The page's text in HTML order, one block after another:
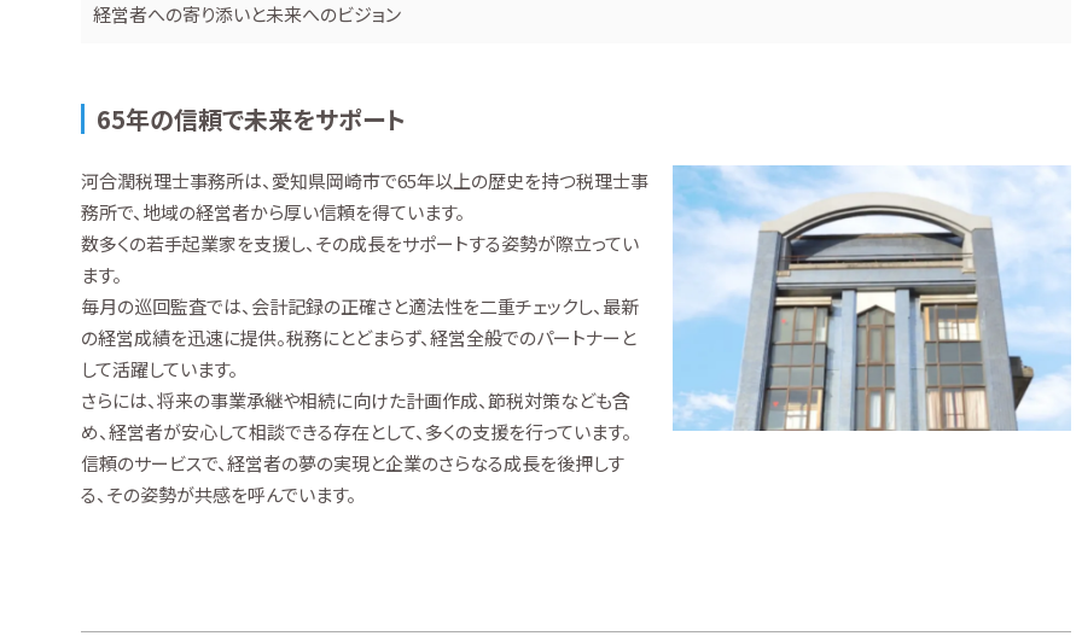
経営者への寄り添いと未来へのビジョン
65年の信頼で未来をサポート
河合潤税理士事務所は、愛知県岡崎市で65年以上の歴史を持つ税理士事
務所で、地域の経営者から厚い信頼を得ています。
数多くの若手起業家を支援し、その成長をサポートする姿勢が際立ってい
ます。
毎月の巡回監査では、会計記録の正確さと適法性を二重チェックし、最新
の経営成績を迅速に提供。税務にとどまらず、経営全般でのパートナーと
して活躍しています。
さらには、将来の事業承継や相続に向けた計画作成、節税対策なども含
め、経営者が安心して相談できる存在として、多くの支援を行っています。
信頼のサービスで、経営者の夢の実現と企業のさらなる成長を後押しす
る、その姿勢が共感を呼んでいます。